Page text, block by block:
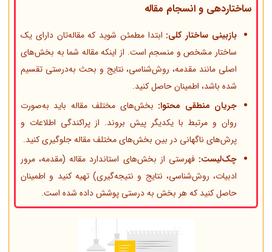
ساختاردهی و انسجام مقاله
بازبینی ساختار کلی: ابتدا مطمئن شوید که مقاله‌تان دارای یک
ساختار مشخص و منسجم است. از اینکه مقاله شما به بخش‌های
اصلی مانند مقدمه، روش‌شناسی، نتایج و بحث به‌درستی تقسیم
شده باشد، اطمینان حاصل کنید.
جریان منطقی محتوا: بخش‌های مختلف مقاله باید به‌صورت
روان و مرتبط با یکدیگر پیش بروند. از پراکندگی اطلاعات و
پرش‌های ناگهانی در بین بخش‌های مختلف مقاله جلوگیری کنید.
چک‌لیست: فهرستی از بخش‌های استاندارد مقاله (مقدمه، مرور
ادبیات، روش‌شناسی، نتایج و نتیجه‌گیری) تهیه کنید و اطمینان
حاصل کنید که هر بخش به درستی پوشش داده شده است.